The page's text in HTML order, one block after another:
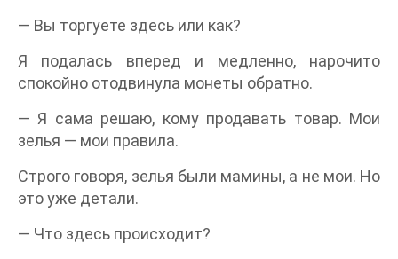
— Вы торгуете здесь или как?
Я подалась вперед и медленно, нарочито
спокойно отодвинула монеты обратно.
— Я сама решаю, кому продавать товар. Мои
зелья — мои правила.
Строго говоря, зелья были мамины, а не мои. Но
это уже детали.
— Что здесь происходит?